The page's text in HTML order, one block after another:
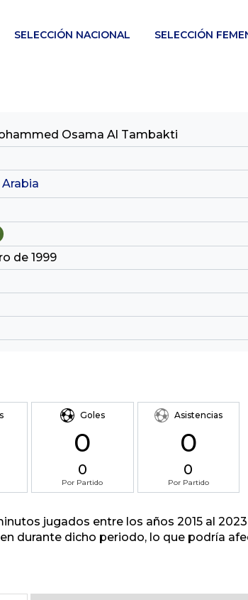
SELECCIÓN NACIONAL SELECCIÓN
Osama Al Tambakti
de 1999
Goles
0
0
Por Partido
Asistencias
0
0
Por Partido
jugados entre los años 2015 al
durante dicho periodo, lo que podría